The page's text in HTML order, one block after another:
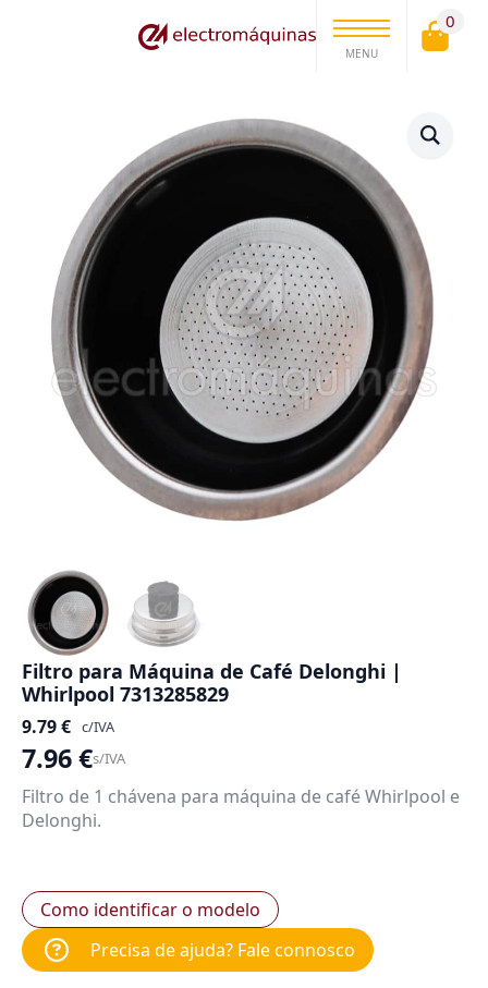
MENU
0
Filtro para Máquina de Café Delonghi |
Whirlpool 7313285829
9.79€ c/IVA
7.96€s/IVA
Filtro de 1 chávena para máquina de café Whirlpool e
Delonghi.
Como identificar o modelo
Precisa de ajuda? Fale connosco